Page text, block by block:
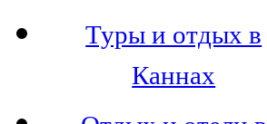
Туры и отдых в
Каннах